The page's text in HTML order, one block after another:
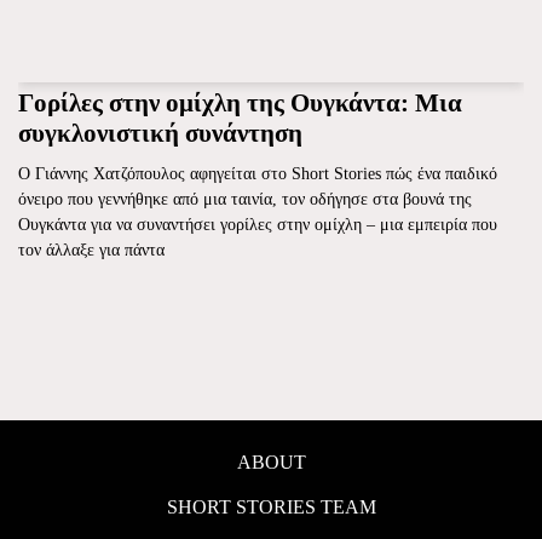
Γορίλες στην oμίχλη της Ουγκάντα: Μια
συγκλονιστική συνάντηση
Ο Γιάννης Χατζόπουλος αφηγείται στο Short Stories πώς ένα παιδικό
όνειρο που γεννήθηκε από μια ταινία, τον οδήγησε στα βουνά της
Ουγκάντα για να συναντήσει γορίλες στην ομίχλη – μια εμπειρία που
τον άλλαξε για πάντα
ABOUT
SHORT STORIES TEAM